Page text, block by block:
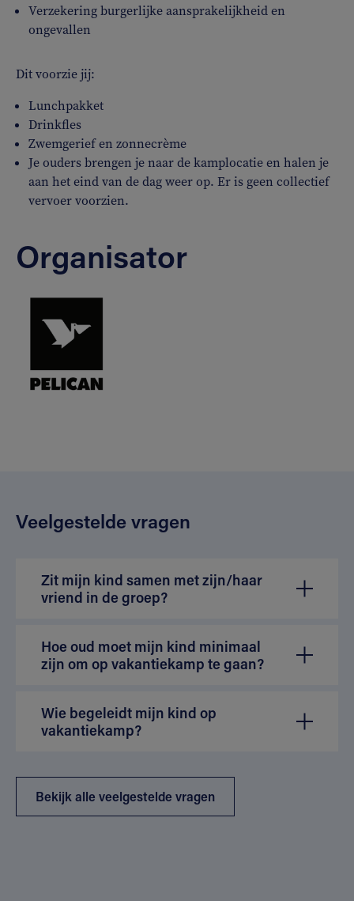
Verzekering burgerlijke aansprakelijkheid en
ongevallen
Dit voorzie jij:
Lunchpakket
Drinkfles
Zwemgerief en zonnecrème
Je ouders brengen je naar de kamplocatie en halen je
aan het eind van de dag weer op. Er is geen collectief
vervoer voorzien.
Organisator
Veelgestelde vragen
Zit mijn kind samen met zijn/haar
vriend in de groep?
Hoe oud moet mijn kind minimaal
zijn om op vakantiekamp te gaan?
Wie begeleidt mijn kind op
vakantiekamp?
Bekijk alle veelgestelde vragen